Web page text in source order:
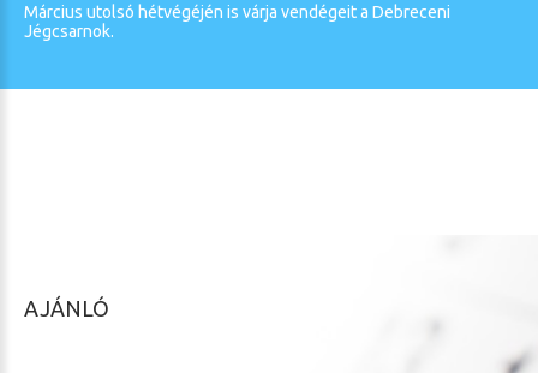
Március utolsó hétvégéjén is várja vendégeit a Debreceni
Jégcsarnok.
AJÁNLÓ